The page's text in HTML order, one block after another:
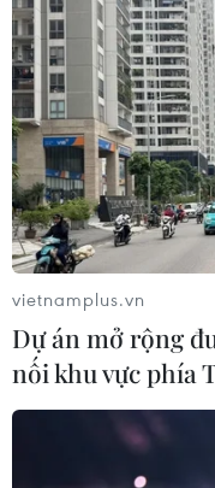
vietnamplus.vn
Dự án mở rộng
nối khu vực phía